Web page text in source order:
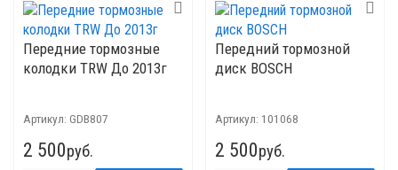
Передние тормозные
колодки TRW До 2013г
Артикул: GDB807
2 500руб.
Передний тормозной
диск BOSCH
Артикул: 101068
2 500руб.